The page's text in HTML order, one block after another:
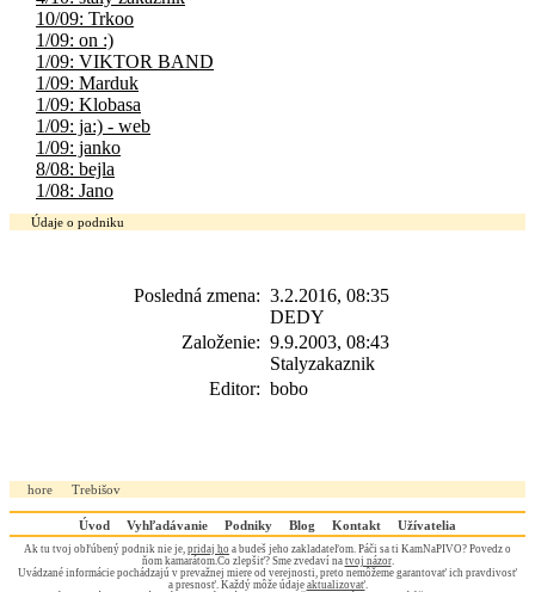
10/09: Trkoo
1/09: on :)
1/09: VIKTOR BAND
1/09: Marduk
1/09: Klobasa
1/09: ja:) - web
1/09: janko
8/08: bejla
1/08: Jano
Údaje o podniku
Posledná zmena: 3.2.2016, 08:35
DEDY
Založenie: 9.9.2003, 08:43
Stalyzakaznik
Editor: bobo
hore Trebišov
Úvod Vyhľadávanie Podniky Blog Kontakt Užívatelia
Ak tu tvoj obľúbený podnik nie je, pridaj ho a budeš jeho zakladateľom. Páči sa ti KamNaPIVO? Povedz o
ňom kamarátom.Čo zlepšiť? Sme zvedaví na tvoj názor.
Uvádzané informácie pochádzajú v prevažnej miere od verejnosti, preto nemôžeme garantovať ich pravdivosť
a presnosť. Každý môže údaje aktualizovať.